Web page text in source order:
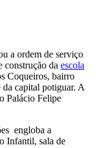
a ordem de serviço
construção da escola
Coqueiros, bairro
capital potiguar. A
Palácio Felipe
engloba a
Infantil, sala de